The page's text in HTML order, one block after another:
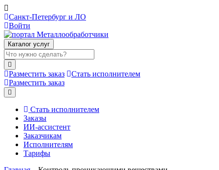
Санкт-Петербург и ЛО
Войти
Каталог услуг
Разместить заказ
Стать исполнителем
Разместить заказ
Стать исполнителем
Заказы
ИИ-ассистент
Заказчикам
Исполнителям
Тарифы